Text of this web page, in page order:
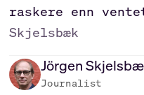
raskere enn
Skjelsbæk
Jörgen
Journalist